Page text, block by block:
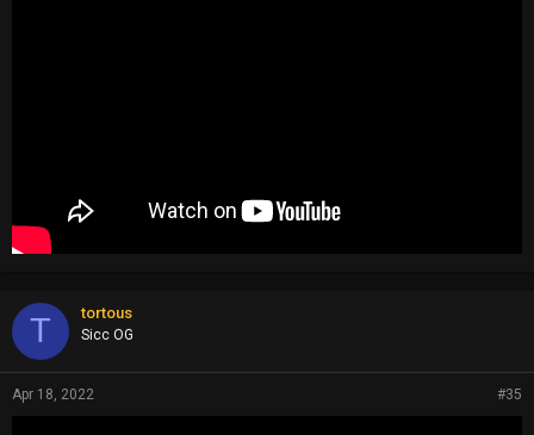
T tortous
Sicc OG
Apr 18, 2022 #35